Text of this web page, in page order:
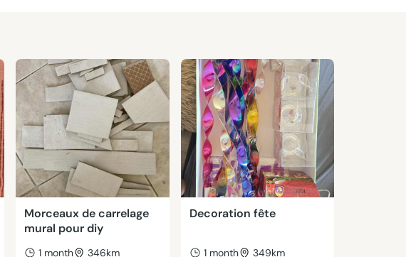
Morceaux de carrelage
mural pour diy
1 month 346km
Decoration fête
1 month 349km